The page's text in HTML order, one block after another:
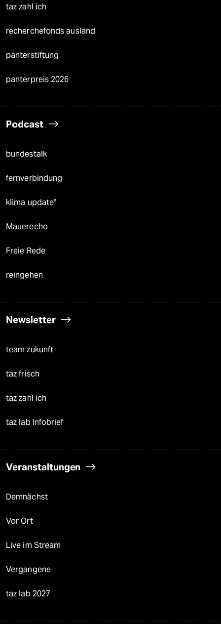
taz zahl ich
recherchefonds ausland
panterstiftung
panterpreis 2026
Podcast
bundestalk
fernverbindung
klima update°
Mauerecho
Freie Rede
reingehen
Newsletter
team zukunft
taz frisch
taz zahl ich
taz lab Infobrief
Veranstaltungen
Demnächst
Vor Ort
Live im Stream
Vergangene
taz lab 2027